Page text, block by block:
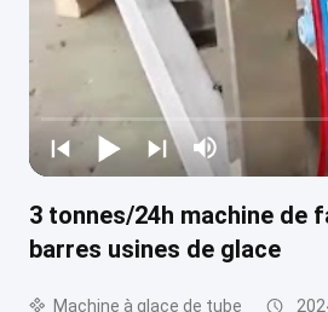
3 tonnes/24h machine de
barres usines de glace
Machine à glace de tube